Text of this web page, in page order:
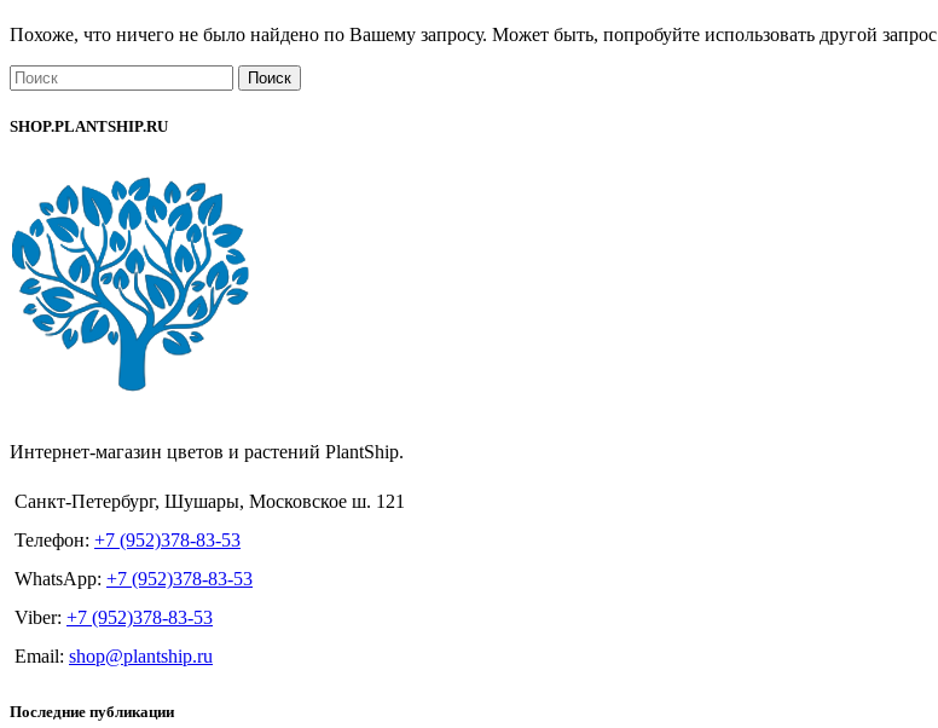
Похоже, что ничего не было найдено по Вашему запросу. Может быть, попробуйте использовать другой запрос
Поиск
SHOP.PLANTSHIP.RU
Интернет-магазин цветов и растений PlantShip.
Санкт-Петербург, Шушары, Московское ш. 121
Телефон: +7 (952)378-83-53
WhatsApp: +7 (952)378-83-53
Viber: +7 (952)378-83-53
Email: shop@plantship.ru
Последние публикации